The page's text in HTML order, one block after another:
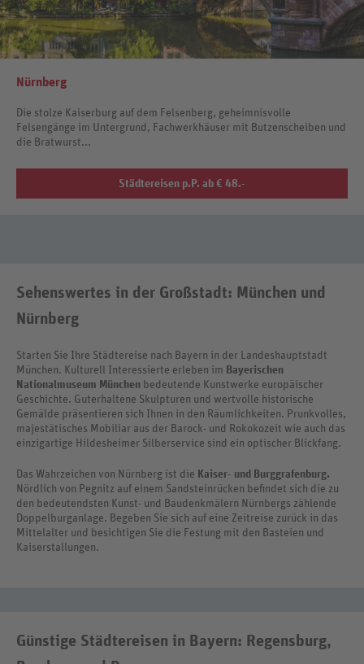
Nürnberg
Die stolze Kaiserburg auf dem Felsenberg, geheimnisvolle
Felsengänge im Untergrund, Fachwerkhäuser mit Butzenscheiben und
die Bratwurst...
Städtereisen p.P. ab € 48.-
Sehenswertes in der Großstadt: München und
Nürnberg
Starten Sie Ihre Städtereise nach Bayern in der Landeshauptstadt
München. Kulturell Interessierte erleben im Bayerischen
Nationalmuseum München bedeutende Kunstwerke europäischer
Geschichte. Guterhaltene Skulpturen und wertvolle historische
Gemälde präsentieren sich Ihnen in den Räumlichkeiten. Prunkvolles,
majestätisches Mobiliar aus der Barock- und Rokokozeit wie auch das
einzigartige Hildesheimer Silberservice sind ein optischer Blickfang.
Das Wahrzeichen von Nürnberg ist die Kaiser- und Burggrafenburg.
Nördlich von Pegnitz auf einem Sandsteinrücken befindet sich die zu
den bedeutendsten Kunst- und Baudenkmälern Nürnbergs zählende
Doppelburganlage. Begeben Sie sich auf eine Zeitreise zurück in das
Mittelalter und besichtigen Sie die Festung mit den Basteien und
Kaiserstallungen.
Günstige Städtereisen in Bayern: Regensburg,